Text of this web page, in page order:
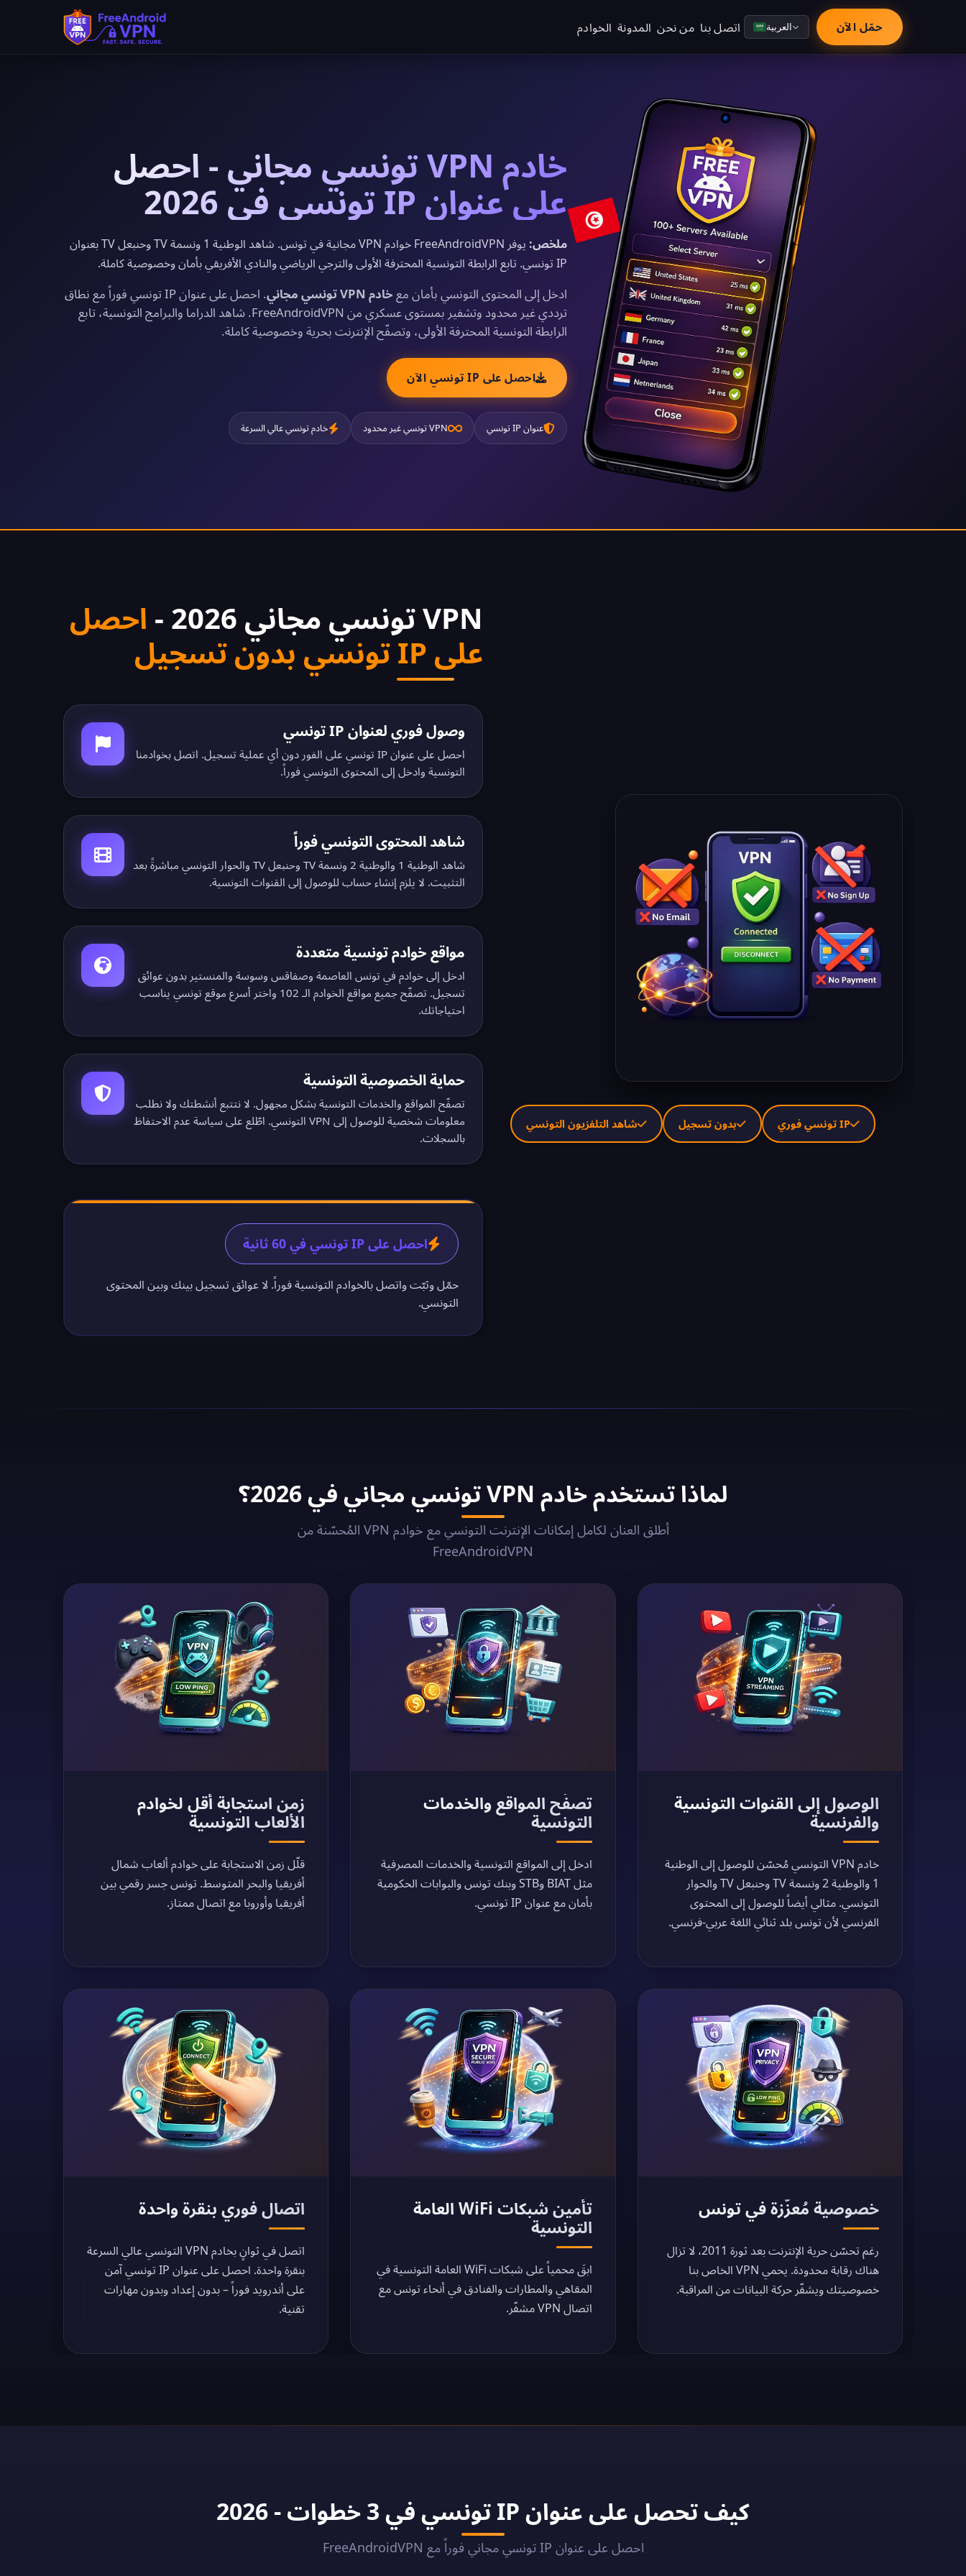
الخوادم المدونة من نحن اتصل بنا العربية حمّل الآن
خادم VPN تونسي مجاني - احصل
على عنوان IP تونسي في 2026
ملخص:
يوفر FreeAndroidVPN خوادم VPN مجانية في تونس. شاهد الوطنية 1 ونسمة TV وحنبعل TV بعنوان
IP تونسي. تابع الرابطة التونسية المحترفة الأولى والترجي الرياضي والنادي الأفريقي بأمان وخصوصية كاملة.
ادخل إلى المحتوى التونسي بأمان مع خادم VPN تونسي مجاني
. احصل على عنوان IP تونسي فوراً مع نطاق
ترددي غير محدود وتشفير بمستوى عسكري من FreeAndroidVPN. شاهد الدراما والبرامج التونسية، تابع
الرابطة التونسية المحترفة الأولى، وتصفّح الإنترنت بحرية وخصوصية كاملة.
احصل على IP تونسي الآن
عنوان IP تونسي VPN تونسي غير محدود خادم تونسي عالي السرعة
VPN تونسي مجاني 2026 -
احصل
على IP تونسي بدون تسجيل
وصول فوري لعنوان IP تونسي
احصل على عنوان IP تونسي على الفور دون أي عملية تسجيل. اتصل بخوادمنا
التونسية وادخل إلى المحتوى التونسي فوراً.
شاهد المحتوى التونسي فوراً
شاهد الوطنية 1 والوطنية 2 ونسمة TV وحنبعل TV والحوار التونسي مباشرةً بعد
التثبيت. لا يلزم إنشاء حساب للوصول إلى القنوات التونسية.
مواقع خوادم تونسية متعددة
ادخل إلى خوادم في تونس العاصمة وصفاقس وسوسة والمنستير بدون عوائق
تسجيل. تصفّح جميع مواقع الخوادم الـ 102
واختر أسرع موقع تونسي يناسب
احتياجاتك.
حماية الخصوصية التونسية
تصفّح المواقع والخدمات التونسية بشكل مجهول. لا نتتبع أنشطتك ولا نطلب
معلومات شخصية للوصول إلى VPN التونسي. اطّلع على
سياسة عدم الاحتفاظ
بالسجلات.
احصل على IP تونسي في 60 ثانية
حمّل وثبّت واتصل بالخوادم التونسية فوراً. لا عوائق تسجيل بينك وبين المحتوى
التونسي.
IP تونسي فوري بدون تسجيل شاهد التلفزيون التونسي
لماذا تستخدم خادم VPN تونسي مجاني في 2026؟
أطلق العنان لكامل إمكانات الإنترنت التونسي مع خوادم VPN المُحسّنة من
FreeAndroidVPN
الوصول إلى القنوات التونسية
والفرنسية
خادم VPN التونسي مُحسّن للوصول إلى الوطنية
1 والوطنية 2 ونسمة TV وحنبعل TV والحوار
التونسي. مثالي أيضاً للوصول إلى المحتوى
الفرنسي لأن تونس بلد ثنائي اللغة عربي-فرنسي.
تصفّح المواقع والخدمات
التونسية
ادخل إلى المواقع التونسية والخدمات المصرفية
مثل BIAT وSTB وبنك تونس والبوابات الحكومية
بأمان مع عنوان IP تونسي.
زمن استجابة أقل لخوادم
الألعاب التونسية
قلّل زمن الاستجابة على خوادم ألعاب شمال
أفريقيا والبحر المتوسط. تونس جسر رقمي بين
أفريقيا وأوروبا مع اتصال ممتاز.
خصوصية مُعزّزة في تونس
رغم تحسّن حرية الإنترنت بعد ثورة 2011، لا تزال
هناك رقابة محدودة. يحمي VPN الخاص بنا
خصوصيتك ويشفّر حركة البيانات من المراقبة.
تأمين شبكات WiFi العامة
التونسية
ابقَ محمياً على شبكات WiFi العامة التونسية في
المقاهي والمطارات والفنادق في أنحاء تونس مع
اتصال VPN مشفّر.
اتصال فوري بنقرة واحدة
اتصل في ثوانٍ بخادم VPN التونسي عالي السرعة
بنقرة واحدة. احصل على عنوان IP تونسي آمن
على أندرويد فوراً – بدون إعداد وبدون مهارات
تقنية.
كيف تحصل على عنوان IP تونسي في 3 خطوات - 2026
احصل على عنوان IP تونسي مجاني فوراً مع FreeAndroidVPN